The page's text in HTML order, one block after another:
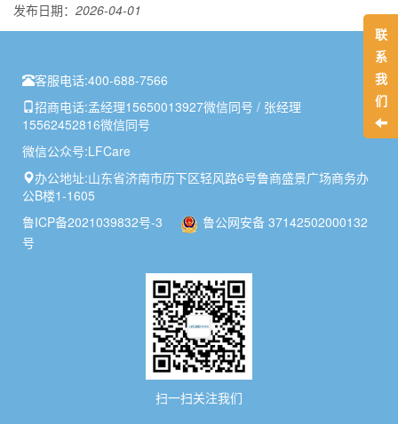
发布日期： 2026-04-01
客服电话:400-688-7566
招商电话:孟经理15650013927微信同号 / 张经理
15562452816微信同号
微信公众号:LFCare
办公地址:山东省济南市历下区轻风路6号鲁商盛景广场商务办
公B楼1-1605
鲁ICP备2021039832号-3
鲁公网安备 37142502000132
号
扫一扫关注我们
联
系
我
们